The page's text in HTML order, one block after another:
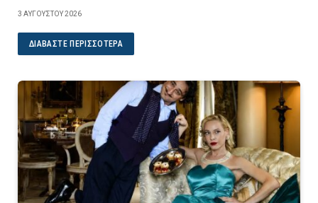
3 ΑΥΓΟΎΣΤΟΥ 2026
ΔΙΑΒΆΣΤΕ ΠΕΡΙΣΣΌΤΕΡΑ